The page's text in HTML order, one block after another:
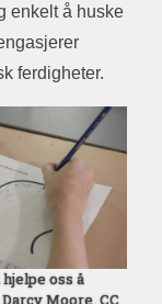
enkelt å huske
ferdigheter.
oss å
Moore. CC